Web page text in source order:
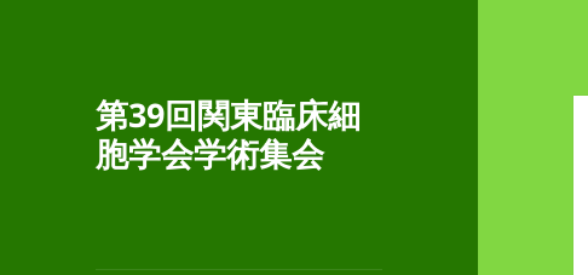
第39回関東臨床細
胞学会学術集会